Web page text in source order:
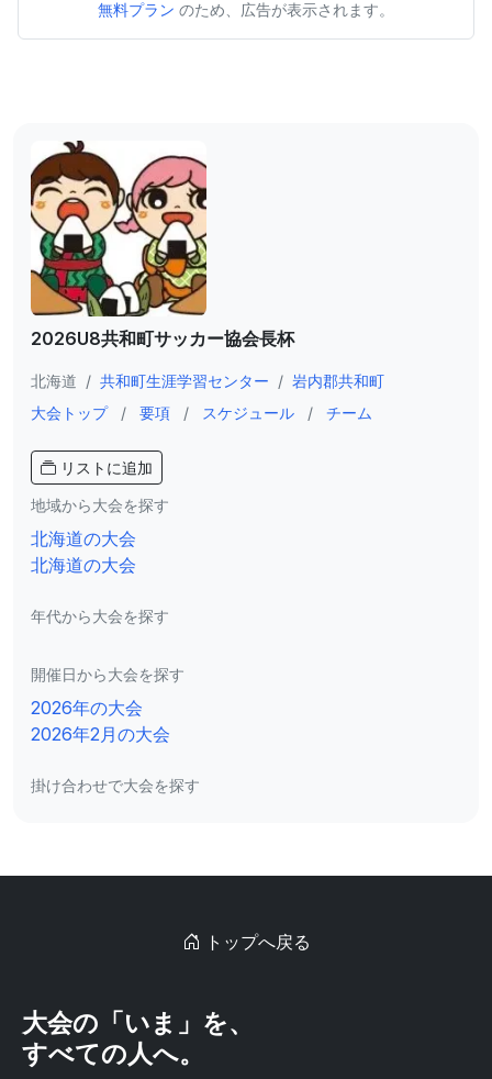
無料プラン のため、広告が表示されます。
2026U8共和町サッカー協会長杯
北海道 / 共和町生涯学習センター / 岩内郡共和町
大会トップ
/ 要項 / スケジュール / チーム
リストに追加
地域から大会を探す
北海道の大会
北海道の大会
年代から大会を探す
開催日から大会を探す
2026年の大会
2026年2月の大会
掛け合わせで大会を探す
トップへ戻る
大会の「いま」を、
すべての人へ。